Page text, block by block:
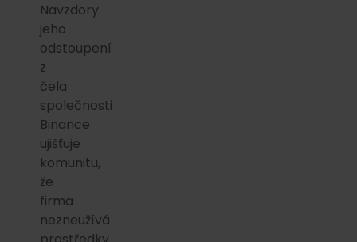
Navzdory
jeho
odstoupení
z
čela
společnosti
Binance
ujišťuje
komunitu,
že
firma
nezneužívá